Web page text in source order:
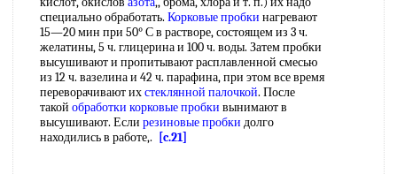
специально обработать. Корковые пробки нагревают
15—20 мин при 50° С в растворе, состоящем из 3 ч.
желатины, 5 ч. глицерина и 100 ч. воды. Затем пробки
высушивают и пропитывают расплавленной смесью
из 12 ч. вазелина и 42 ч. парафина, при этом все время
переворачивают ихстеклянной палочкой. После
такой обработки корковые пробки вынимают в
высушивают. Если резиновые пробки долго
находились в работе,.
[c.21]